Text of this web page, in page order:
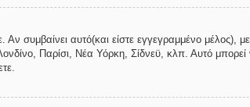
συμβαίνει αυτό(και είστε εγγεγραμμένο μέλος),
Παρίσι, Νέα Υόρκη, Σίδνεϋ, κλπ. Αυτό μπορεί